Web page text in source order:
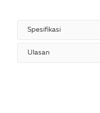
Spesifikasi
Ulasan